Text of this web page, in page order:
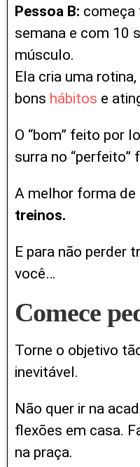
Pessoa B: começa
semana e com 10
músculo.
Ela cria uma
bons hábitos e
O “bom” feito por
surra no “perfeito”
A melhor forma
treinos.
E para não perder
você…
Comece
Torne o objetivo
inevitável.
Não quer ir na
flexões em casa.
na praça.